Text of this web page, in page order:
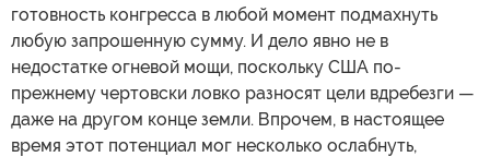
готовность конгресса в любой момент подмахнуть
любую запрошенную сумму. И дело явно не в
недостатке огневой мощи, поскольку США по-
прежнему чертовски ловко разносят цели вдребезги —
даже на другом конце земли. Впрочем, в настоящее
время этот потенциал мог несколько ослабнуть,